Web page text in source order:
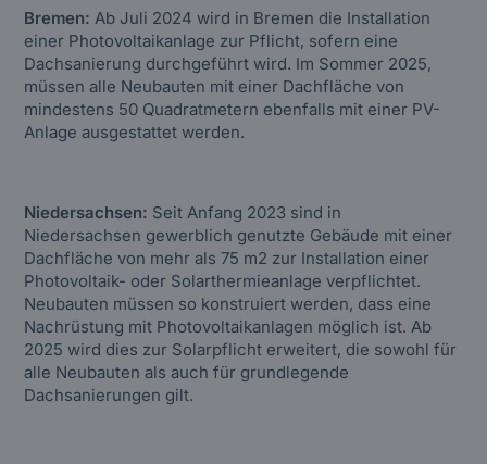
Bremen: Ab Juli 2024 wird in Bremen die Installation
einer Photovoltaikanlage zur Pflicht, sofern eine
Dachsanierung durchgeführt wird. Im Sommer 2025,
müssen alle Neubauten mit einer Dachfläche von
mindestens 50 Quadratmetern ebenfalls mit einer PV-
Anlage ausgestattet werden.
Niedersachsen: Seit Anfang 2023 sind in
Niedersachsen gewerblich genutzte Gebäude mit einer
Dachfläche von mehr als 75 m2 zur Installation einer
Photovoltaik- oder Solarthermieanlage verpflichtet.
Neubauten müssen so konstruiert werden, dass eine
Nachrüstung mit Photovoltaikanlagen möglich ist. Ab
2025 wird dies zur Solarpflicht erweitert, die sowohl für
alle Neubauten als auch für grundlegende
Dachsanierungen gilt.